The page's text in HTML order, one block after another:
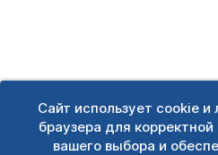
Сайт использует cookie
браузера для
вашего выбора и